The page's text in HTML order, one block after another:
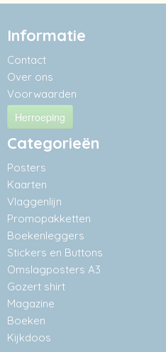
Informatie
Contact
Over ons
Voorwaarden
Herroeping
Categorieën
Posters
Kaarten
Vlaggenlijn
Promopakketten
Boekenleggers
Stickers en Buttons
Omslagposters A3
Gozert shirt
Magazine
Boeken
Kijkdoos